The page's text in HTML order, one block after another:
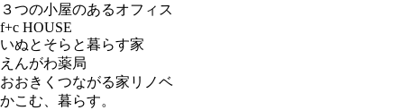
３つの小屋のあるオフィス
f+c HOUSE
いぬとそらと暮らす家
えんがわ薬局
おおきくつながる家リノベ
かこむ、暮らす。